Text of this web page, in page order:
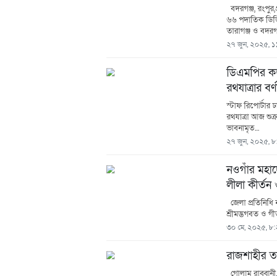
বদরগঞ্জ,
৬৬ পদাতিক
তারাগঞ্জ ও
২৭ জুন, ২০২৫,
ডিএমপির
রথযাত্রার
স্টাফ রিপোর্টার
রথযাত্রা আজ
ভাবনামৃত...
২৭ জুন, ২০২৫,
নওগাঁর
লীলা
জেলা
শ্রীমদ্ভগবত ও
৩০ মে, ২০২৫,
রাজশাহীর
গোলাম